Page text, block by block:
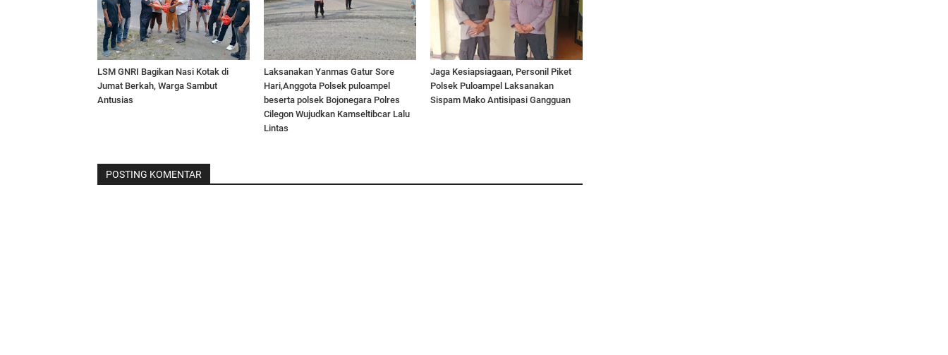
LSM GNRI Bagikan Nasi Kotak di
Jumat Berkah, Warga Sambut
Antusias
Laksanakan Yanmas Gatur Sore
Hari,Anggota Polsek puloampel
beserta polsek Bojonegara Polres
Cilegon Wujudkan Kamseltibcar Lalu
Lintas
Jaga Kesiapsiagaan, Personil Piket
Polsek Puloampel Laksanakan
Sispam Mako Antisipasi Gangguan
POSTING KOMENTAR